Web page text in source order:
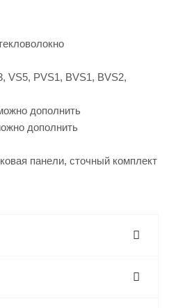
VS5, PVS1, BVS1, BVS2,
дополнить
дополнить
панели, сточный комплект